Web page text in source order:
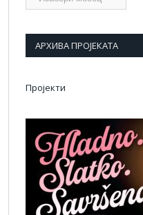
АРХИВА ПРОЈЕКАТА
Пројекти